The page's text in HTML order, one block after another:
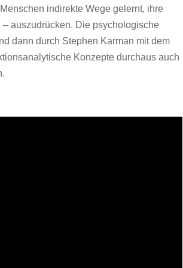
indirekte Wege gelernt, ihre
auszudrücken. Die psychologische
dann durch Stephen Karman mit dem
Konzepte durchaus auch